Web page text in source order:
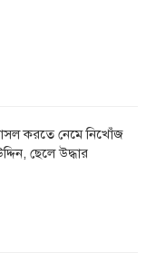
করতে নেমে নিখোঁজ
ছেলে উদ্ধার